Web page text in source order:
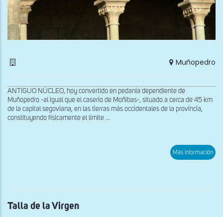
Muñopedro
ANTIGUO NÚCLEO, hoy convertido en pedanía dependiente de
Muñopedro -al igual que el caserío de Moñibas-, situado a cerca de 45 km
de la capital segoviana, en las tierras más occidentales de la provincia,
constituyendo físicamente el límite ...
Más información
Talla de la Virgen